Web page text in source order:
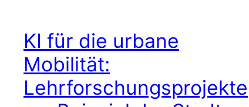
KI für die urbane
Mobilität:
Lehrforschungsprojekte